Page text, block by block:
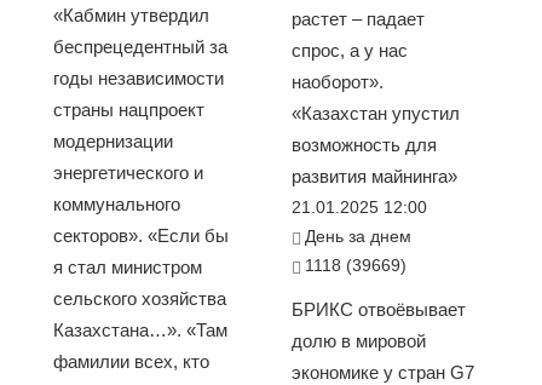
«Кабмин утвердил
беспрецедентный за
годы независимости
страны нацпроект
модернизации
энергетического и
коммунального
секторов». «Если бы
я стал министром
сельского хозяйства
Казахстана…». «Там
фамилии всех, кто
растет – падает
спрос, а у нас
наоборот».
«Казахстан упустил
возможность для
развития майнинга»
21.01.2025 12:00
День за днем
1118 (39669)
БРИКС отвоёвывает
долю в мировой
экономике у стран G7